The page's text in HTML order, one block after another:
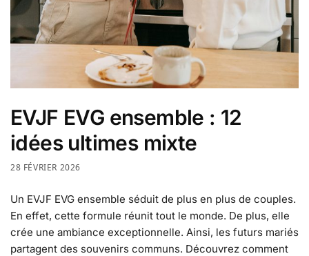
EVJF EVG ensemble : 12
idées ultimes mixte
28 FÉVRIER 2026
Un EVJF EVG ensemble séduit de plus en plus de couples.
En effet, cette formule réunit tout le monde. De plus, elle
crée une ambiance exceptionnelle. Ainsi, les futurs mariés
partagent des souvenirs communs. Découvrez comment